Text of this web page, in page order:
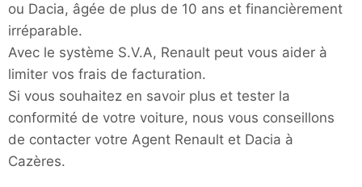
ou Dacia, âgée de plus de 10 ans et financièrement
irréparable.
Avec le système S.V.A, Renault peut vous aider à
limiter vos frais de facturation.
Si vous souhaitez en savoir plus et tester la
conformité de votre voiture, nous vous conseillons
de contacter votre Agent Renault et Dacia à
Cazères.